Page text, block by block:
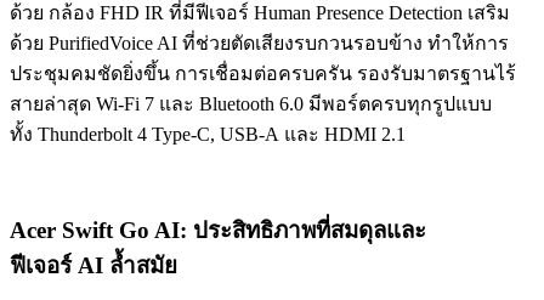
ด้วย กล้อง FHD IR ที่มีฟีเจอร์ Human Presence Detection เสริม
ด้วย PurifiedVoice AI ที่ช่วยตัดเสียงรบกวนรอบข้าง ทำให้การ
ประชุมคมชัดยิ่งขึ้น การเชื่อมต่อครบครัน รองรับมาตรฐานไร้
สายล่าสุด Wi-Fi 7 และ Bluetooth 6.0 มีพอร์ตครบทุกรูปแบบ
ทั้ง Thunderbolt 4 Type-C, USB-A และ HDMI 2.1
Acer Swift Go AI: ประสิทธิภาพที่สมดุลและ
ฟีเจอร์ AI ล้ำสมัย